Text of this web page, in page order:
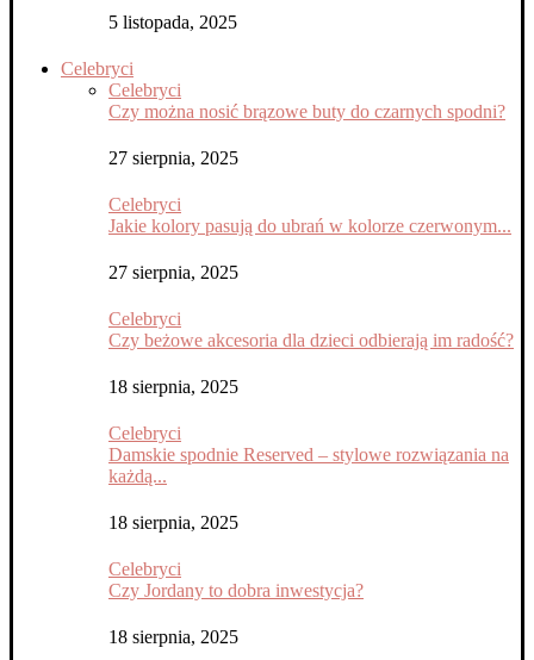
5 listopada, 2025
Celebryci
Celebryci
Czy można nosić brązowe buty do czarnych spodni?
27 sierpnia, 2025
Celebryci
Jakie kolory pasują do ubrań w kolorze czerwonym...
27 sierpnia, 2025
Celebryci
Czy beżowe akcesoria dla dzieci odbierają im radość?
18 sierpnia, 2025
Celebryci
Damskie spodnie Reserved – stylowe rozwiązania na
każdą...
18 sierpnia, 2025
Celebryci
Czy Jordany to dobra inwestycja?
18 sierpnia, 2025